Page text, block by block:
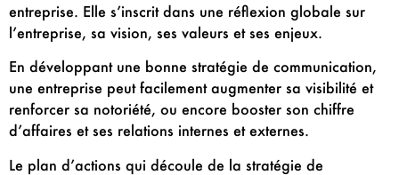
entreprise. Elle s’inscrit dans une réflexion globale sur
l’entreprise, sa vision, ses valeurs et ses enjeux.
En développant une bonne stratégie de communication,
une entreprise peut facilement augmenter sa visibilité et
renforcer sa notoriété, ou encore booster son chiffre
d’affaires et ses relations internes et externes.
Le plan d’actions qui découle de la stratégie de